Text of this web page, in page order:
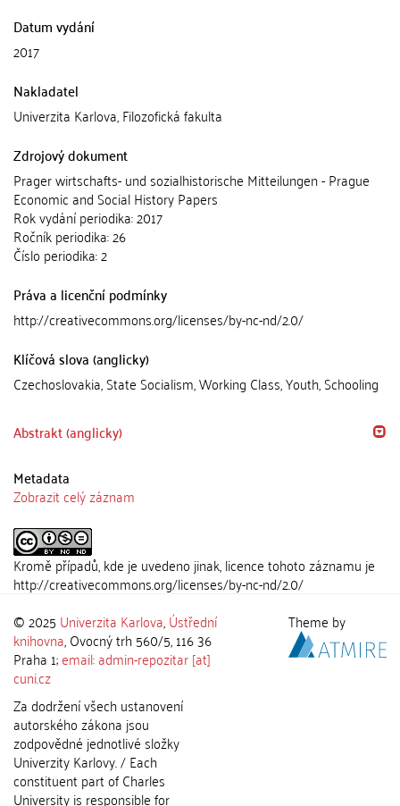
Datum vydání
2017
Nakladatel
Univerzita Karlova, Filozofická fakulta
Zdrojový dokument
Prager wirtschafts- und sozialhistorische Mitteilungen - Prague
Economic and Social History Papers
Rok vydání periodika: 2017
Ročník periodika: 26
Číslo periodika: 2
Práva a licenční podmínky
http://creativecommons.org/licenses/by-nc-nd/2.0/
Klíčová slova (anglicky)
Czechoslovakia, State Socialism, Working Class, Youth, Schooling
Abstrakt (anglicky)
Metadata
Zobrazit celý záznam
Kromě případů, kde je uvedeno jinak, licence tohoto záznamu je
http://creativecommons.org/licenses/by-nc-nd/2.0/
© 2025 Univerzita Karlova,Ústřední
knihovna, Ovocný trh 560/5, 116 36
Praha 1;email: admin-repozitar [at]
cuni.cz
Za dodržení všech ustanovení
autorského zákona jsou
zodpovědné jednotlivé složky
Univerzity Karlovy. / Each
constituent part of Charles
University is responsible for
Theme by